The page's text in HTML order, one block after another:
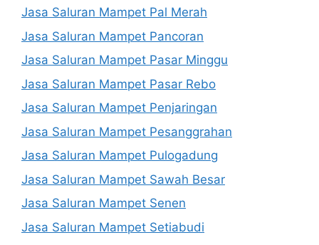
Jasa Saluran Mampet Pal Merah
Jasa Saluran Mampet Pancoran
Jasa Saluran Mampet Pasar Minggu
Jasa Saluran Mampet Pasar Rebo
Jasa Saluran Mampet Penjaringan
Jasa Saluran Mampet Pesanggrahan
Jasa Saluran Mampet Pulogadung
Jasa Saluran Mampet Sawah Besar
Jasa Saluran Mampet Senen
Jasa Saluran Mampet Setiabudi